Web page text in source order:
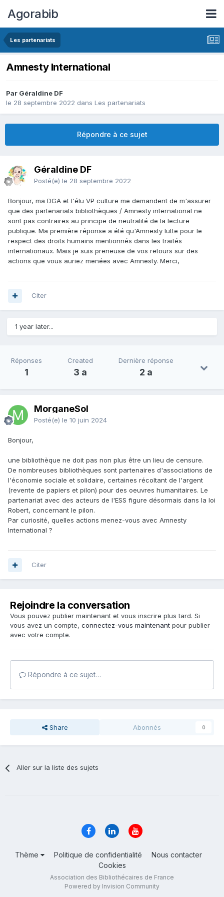
Agorabib
Les partenariats
Amnesty International
Par Géraldine DF
le 28 septembre 2022 dans Les partenariats
Répondre à ce sujet
Géraldine DF
Posté(e) le 28 septembre 2022
Bonjour, ma DGA et l'élu VP culture me demandent de m'assurer
que des partenariats bibliothèques / Amnesty international ne
sont pas contraires au principe de neutralité de la lecture
publique. Ma première réponse a été qu'Amnesty lutte pour le
respect des droits humains mentionnés dans les traités
internationaux. Mais je suis preneuse de vos retours sur des
actions que vous auriez menées avec Amnesty. Merci,
Citer
1 year later...
Réponses
1
Created
3 a
Dernière réponse
2 a
MorganeSol
Posté(e) le 10 juin 2024
Bonjour,
une bibliothèque ne doit pas non plus être un lieu de censure.
De nombreuses bibliothèques sont partenaires d'associations de
l'économie sociale et solidaire, certaines récoltant de l'argent
(revente de papiers et pilon) pour des oeuvres humanitaires. Le
partenariat avec des acteurs de l'ESS figure désormais dans la loi
Robert, concernant le pilon.
Par curiosité, quelles actions menez-vous avec Amnesty
International ?
Citer
Rejoindre la conversation
Vous pouvez publier maintenant et vous inscrire plus tard. Si
vous avez un compte, connectez-vous maintenant pour publier
avec votre compte.
Répondre à ce sujet…
Share Abonnés 0
Aller sur la liste des sujets
Thème Politique de confidentialité
Nous contacter
Cookies
Association des Bibliothécaires de France
Powered by Invision Community